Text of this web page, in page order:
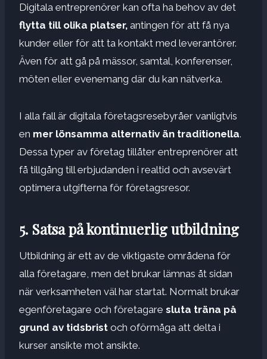
Digitala entreprenörer kan ofta ha behov av det
flytta till olika platser, antingen för att få nya
kunder eller för att ta kontakt med leverantörer.
Även för att gå på mässor, samtal, konferenser,
möten eller evenemang där du kan nätverka.
I alla fall är digitala företagsresebyråer vanligtvis
en mer lönsamma alternativ än traditionella.
Dessa typer av företag tillåter entreprenörer att
få tillgång till erbjudanden i realtid och avsevärt
optimera utgifterna för företagsresor.
5. Satsa på kontinuerlig utbildning
Utbildning är ett av de viktigaste områdena för
alla företagare, men det brukar lämnas åt sidan
när verksamheten väl har startat. Normalt brukar
egenföretagare och företagare sluta träna på
grund av tidsbrist och oförmåga att delta i
kurser ansikte mot ansikte.